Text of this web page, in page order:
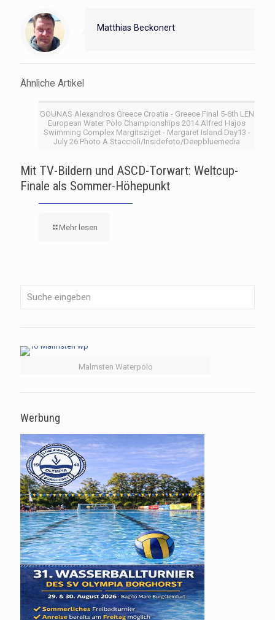
Matthias Beckonert
Ähnliche Artikel
GOUNAS Alexandros Greece Croatia - Greece Final 5-6th LEN
European Water Polo Championships 2014 Alfred Hajos
Swimming Complex Margitsziget - Margaret Island Day13 -
July 26 Photo A.Staccioli/Insidefoto/Deepbluemedia
Mit TV-Bildern und ASCD-Torwart: Weltcup-
Finale als Sommer-Höhepunkt
Mehr lesen
Malmsten Waterpolo
Werbung